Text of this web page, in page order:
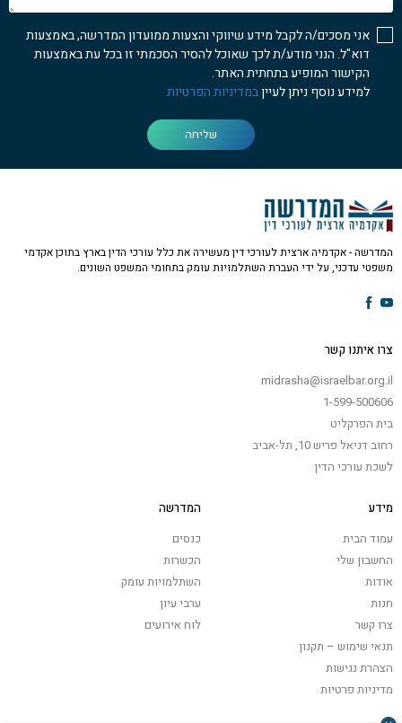
אני מסכים/ה לקבל מידע שיווקי והצעות ממועדון המדרשה, באמצעות
דוא"ל. הנני מודע/ת לכך שאוכל להסיר הסכמתי זו בכל עת באמצעות
הקישור המופיע בתחתית האתר.
למידע נוסף ניתן לעייןבמדיניות הפרטיות
שליחה
המדרשה - אקדמיה ארצית לעורכי דין מעשירה את כלל עורכי הדין בארץ בתוכן אקדמי
משפטי עדכני, על ידי העברת השתלמויות עומק בתחומי המשפט השונים.
צרו איתנו קשר
midrasha@israelbar.org.il
1-599-500606
בית הפרקליט
רחוב דניאל פריש 10, תל-אביב
לשכת עורכי הדין
מידע
עמוד הבית
החשבון שלי
אודות
חנות
צרו קשר
תנאי שימוש – תקנון
הצהרת נגישות
מדיניות פרטיות
המדרשה
כנסים
הכשרות
השתלמויות עומק
ערבי עיון
לוח אירועים